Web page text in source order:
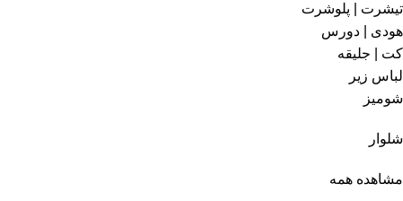
تیشرت | پلوشرت
هودی | دورس
کت | جلیقه
لباس زیر
شومیز
شلوار
مشاهده همه